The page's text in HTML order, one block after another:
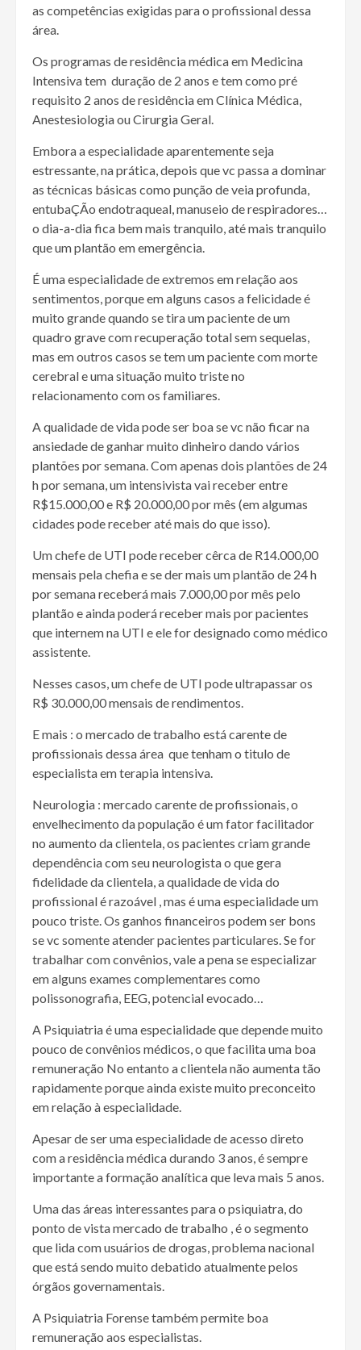
as competências exigidas para o profissional dessa
área.
Os programas de residência médica em Medicina
Intensiva tem duração de 2 anos e tem como pré
requisito 2 anos de residência em Clínica Médica,
Anestesiologia ou Cirurgia Geral.
Embora a especialidade aparentemente seja
estressante, na prática, depois que vc passa a dominar
as técnicas básicas como punção de veia profunda,
entubaÇÃo endotraqueal, manuseio de respiradores…
o dia-a-dia fica bem mais tranquilo, até mais tranquilo
que um plantão em emergência.
É uma especialidade de extremos em relação aos
sentimentos, porque em alguns casos a felicidade é
muito grande quando se tira um paciente de um
quadro grave com recuperação total sem sequelas,
mas em outros casos se tem um paciente com morte
cerebral e uma situação muito triste no
relacionamento com os familiares.
A qualidade de vida pode ser boa se vc não ficar na
ansiedade de ganhar muito dinheiro dando vários
plantões por semana. Com apenas dois plantões de 24
h por semana, um intensivista vai receber entre
R$15.000,00 e R$ 20.000,00 por mês (em algumas
cidades pode receber até mais do que isso).
Um chefe de UTI pode receber cêrca de R14.000,00
mensais pela chefia e se der mais um plantão de 24 h
por semana receberá mais 7.000,00 por mês pelo
plantão e ainda poderá receber mais por pacientes
que internem na UTI e ele for designado como médico
assistente.
Nesses casos, um chefe de UTI pode ultrapassar os
R$ 30.000,00 mensais de rendimentos.
E mais : o mercado de trabalho está carente de
profissionais dessa área que tenham o titulo de
especialista em terapia intensiva.
Neurologia : mercado carente de profissionais, o
envelhecimento da população é um fator facilitador
no aumento da clientela, os pacientes criam grande
dependência com seu neurologista o que gera
fidelidade da clientela, a qualidade de vida do
profissional é razoável , mas é uma especialidade um
pouco triste. Os ganhos financeiros podem ser bons
se vc somente atender pacientes particulares. Se for
trabalhar com convênios, vale a pena se especializar
em alguns exames complementares como
polissonografia, EEG, potencial evocado…
A Psiquiatria é uma especialidade que depende muito
pouco de convênios médicos, o que facilita uma boa
remuneração No entanto a clientela não aumenta tão
rapidamente porque ainda existe muito preconceito
em relação à especialidade.
Apesar de ser uma especialidade de acesso direto
com a residência médica durando 3 anos, é sempre
importante a formação analítica que leva mais 5 anos.
Uma das áreas interessantes para o psiquiatra, do
ponto de vista mercado de trabalho , é o segmento
que lida com usuários de drogas, problema nacional
que está sendo muito debatido atualmente pelos
órgãos governamentais.
A Psiquiatria Forense também permite boa
remuneração aos especialistas.